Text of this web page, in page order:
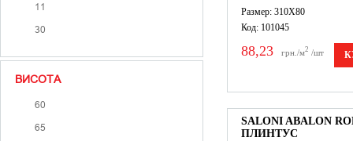
11
30
ВИСОТА
60
65
Размер: 310X80
Код: 101045
88,23 грн./м2 /шт
SALONI ABALON
ПЛИНТУС